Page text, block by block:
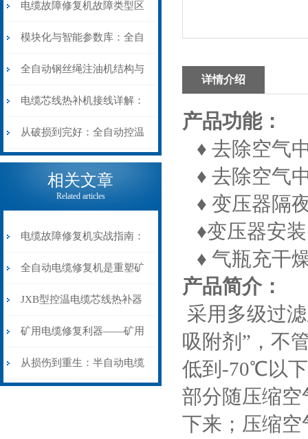
电缆故障修复机故障类型区
分指南：从“绝缘电
阻”到“波形特征”的精准诊
断逻辑
模块化与智能参数库：全自
动电缆修复机的快速换型逻
辑
全自动钢丝绳注油机结构与
工作原理：揭秘高效润滑的
机械密码
电缆芯线热补机接线详解：
从入门到精通
从破损到完好：全自动控温
电缆热补机的核心价值
相关文章
Related articles
电缆故障修复机实战指南：
从“盲测”到“精确定点”的三
步作业法
全自动电缆修复机是重塑矿
山电力动脉的“智能外科医
生”
JXB型控温电缆芯线热补器
安装与接线：精准修复的工
艺基石
矿用电缆修复利器——矿用
电缆热补机智能控温，安全
从损伤到重生：半自动电缆
详情介绍
产品功能：
♦ 去除空气
♦ 去除空气
♦ 变压器隔
♦变压器安
♦ 气瓶充干
产品简介：
采用多级过
吸附剂”，不
低到-70℃以
部分随压缩
下来；压缩